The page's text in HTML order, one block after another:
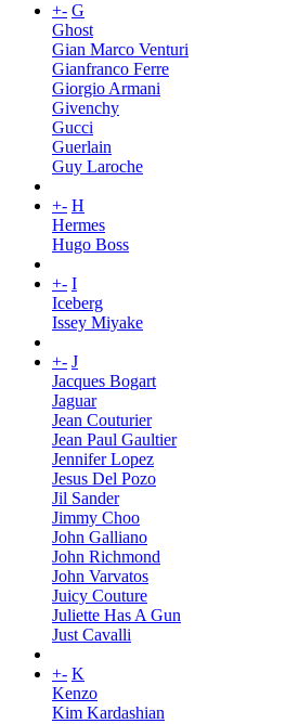
+- G
Ghost
Gian Marco Venturi
Gianfranco Ferre
Giorgio Armani
Givenchy
Gucci
Guerlain
Guy Laroche
+- H
Hermes
Hugo Boss
+- I
Iceberg
Issey Miyake
+- J
Jacques Bogart
Jaguar
Jean Couturier
Jean Paul Gaultier
Jennifer Lopez
Jesus Del Pozo
Jil Sander
Jimmy Choo
John Galliano
John Richmond
John Varvatos
Juicy Couture
Juliette Has A Gun
Just Cavalli
+- K
Kenzo
Kim Kardashian